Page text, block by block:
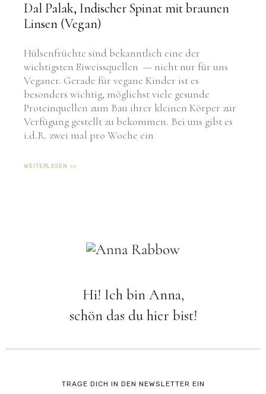
Dal Palak, Indischer Spinat mit braunen
Linsen (Vegan)
Hülsenfrüchte sind bekanntlich eine der
wichtigsten Eiweissquellen — nicht nur für uns
Veganer. Gerade für vegane Kinder ist es
besonders wichtig, möglichst viele gesunde
Proteinquellen zum Bau ihrer kleinen Körper zur
Verfügung gestellt zu bekommen. Bei uns gibt es
i.d.R. zwei mal pro Woche ein
WEITERLESEN >>
Hi! Ich bin Anna,
schön das du hier bist!
TRAGE DICH IN DEN NEWSLETTER EIN